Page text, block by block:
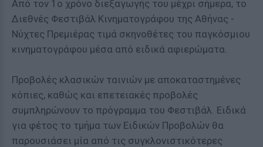
Από τον 1ο χρόνο διεξαγωγής του μέχρι σήμερα, το
Διεθνές Φεστιβάλ Κινηματογράφου της Αθήνας -
Νύχτες Πρεμιέρας τιμά σκηνοθέτες του παγκόσμιου
κινηματογράφου μέσα από ειδικά αφιερώματα.
Προβολές κλασικών ταινιών με αποκαταστημένες
κόπιες, καθώς και επετειακές προβολές
συμπληρώνουν το πρόγραμμα του Φεστιβάλ. Ειδικά
για φέτος το τμήμα των Ειδικών Προβολών θα
παρουσιάσει μία από τις συγκλονιστικότερες